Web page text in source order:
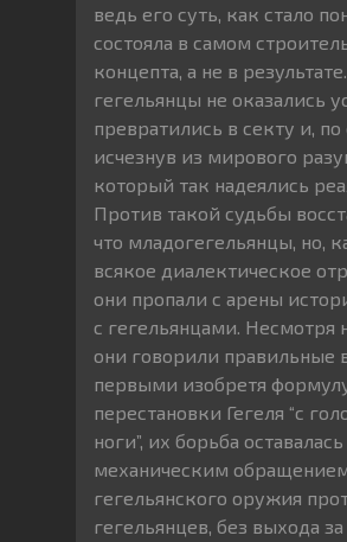
ведь его суть, как стало
состояла в самом
концепта, а не в
гегельянцы не оказались
превратились в секту и, по
исчезнув из мирового
который так надеялись
Против такой судьбы
что младогегельянцы, но,
всякое диалектическое
они пропали с арены
с гегельянцами. Несмотря
они говорили правильные
первыми изобретя
перестановки Гегеля “с
ноги”, их борьба оставалась
механическим
гегельянского оружия
гегельянцев, без выхода